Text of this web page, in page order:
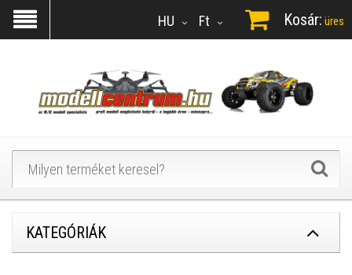
Ft
HU Kosár: üres
KATEGÓRIÁK